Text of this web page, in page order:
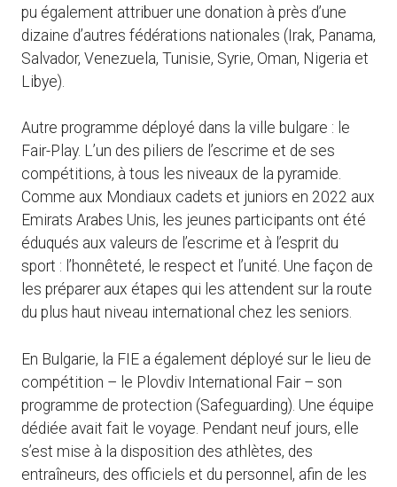
pu également attribuer une donation à près d’une
dizaine d’autres fédérations nationales (Irak, Panama,
Salvador, Venezuela, Tunisie, Syrie, Oman, Nigeria et
Libye).
Autre programme déployé dans la ville bulgare : le
Fair-Play. L’un des piliers de l’escrime et de ses
compétitions, à tous les niveaux de la pyramide.
Comme aux Mondiaux cadets et juniors en 2022 aux
Emirats Arabes Unis, les jeunes participants ont été
éduqués aux valeurs de l’escrime et à l’esprit du
sport : l’honnêteté, le respect et l’unité. Une façon de
les préparer aux étapes qui les attendent sur la route
du plus haut niveau international chez les seniors.
En Bulgarie, la FIE a également déployé sur le lieu de
compétition – le Plovdiv International Fair – son
programme de protection (Safeguarding). Une équipe
dédiée avait fait le voyage. Pendant neuf jours, elle
s’est mise à la disposition des athlètes, des
entraîneurs, des officiels et du personnel, afin de les